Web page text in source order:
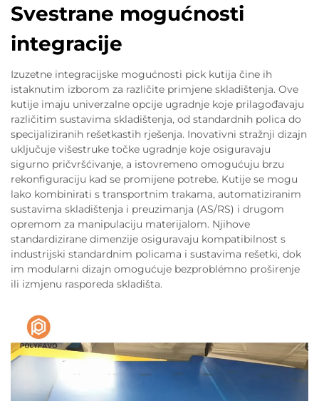
Svestrane mogućnosti
integracije
Izuzetne integracijske mogućnosti pick kutija čine ih
istaknutim izborom za različite primjene skladištenja. Ove
kutije imaju univerzalne opcije ugradnje koje prilagođavaju
različitim sustavima skladištenja, od standardnih polica do
specijaliziranih rešetkastih rješenja. Inovativni stražnji dizajn
uključuje višestruke točke ugradnje koje osiguravaju
sigurno pričvršćivanje, a istovremeno omogućuju brzu
rekonfiguraciju kad se promijene potrebe. Kutije se mogu
lako kombinirati s transportnim trakama, automatiziranim
sustavima skladištenja i preuzimanja (AS/RS) i drugom
opremom za manipulaciju materijalom. Njihove
standardizirane dimenzije osiguravaju kompatibilnost s
industrijski standardnim policama i sustavima rešetki, dok
im modularni dizajn omogućuje bezproblémno proširenje
ili izmjenu rasporeda skladišta.